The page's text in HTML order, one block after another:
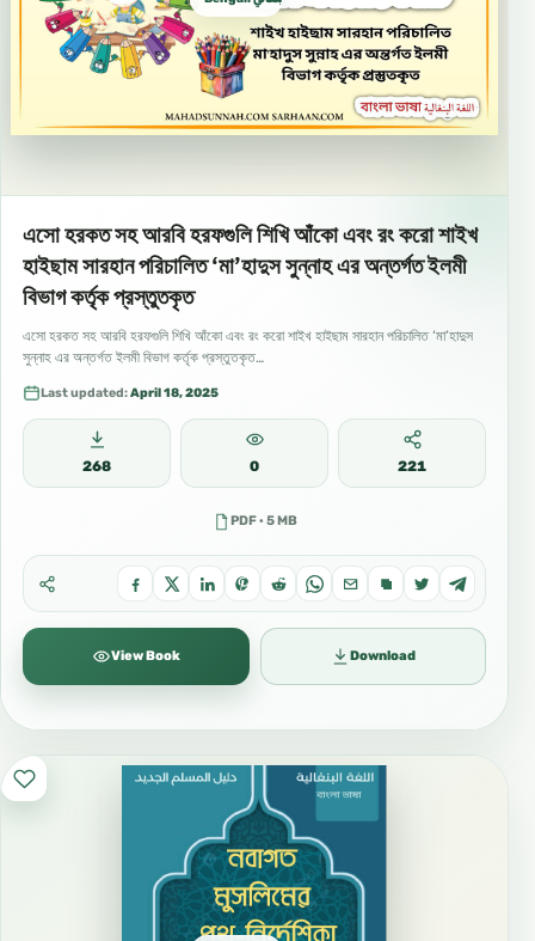
এসো হরকত সহ আরবি হরফগুলি শিখি আঁকো এবং রং করো শাইখ
হাইছাম সারহান পরিচালিত ‘মা’হাদুস সুন্নাহ এর অন্তর্গত ইলমী
বিভাগ কর্তৃক প্রস্তুতকৃত
এসো হরকত সহ আরবি হরফগুলি শিখি আঁকো এবং রং করো শাইখ হাইছাম সারহান পরিচালিত ‘মা’হাদুস
সুন্নাহ এর অন্তর্গত ইলমী বিভাগ কর্তৃক প্রস্তুতকৃত…
Last updated:April 18, 2025
268 0 221
PDF · 5 MB
View Book Download